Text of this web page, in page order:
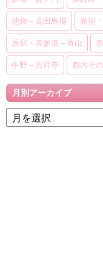
池袋～高田馬場 新宿
原宿・表参道～青山
中野～吉祥寺 都内そ
月別アーカイブ